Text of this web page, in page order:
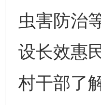
虫害防治
设长效惠
村干部了